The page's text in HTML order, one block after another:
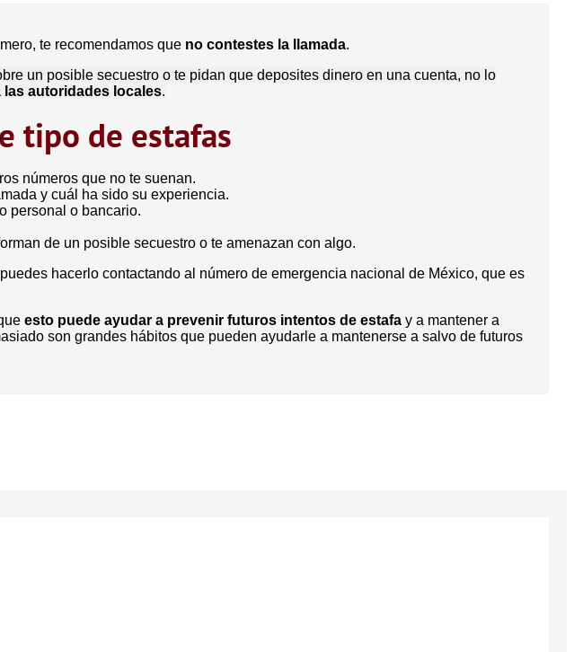
te recomendamos que no contestes la llamada.
un posible secuestro o te pidan que deposites dinero en una cuenta, no lo
las autoridades locales.
tipo de estafas
números que no te suenan.
y cuál ha sido su experiencia.
personal o bancario.
de un posible secuestro o te amenazan con algo.
hacerlo contactando al número de emergencia nacional de México, que es
esto puede ayudar a prevenir futuros intentos de estafa y a mantener a
son grandes hábitos que pueden ayudarle a mantenerse a salvo de futuros